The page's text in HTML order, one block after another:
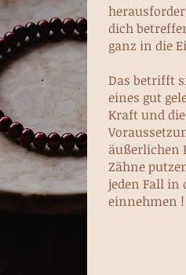
dich
ganz in die
Das betrifft
eines gut
Kraft und
äußerlichen
Zähne
jeden Fall in
einnehmen !